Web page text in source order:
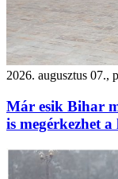
2026. augusztus 07.,
Már esik Bihar
is megérkezhet